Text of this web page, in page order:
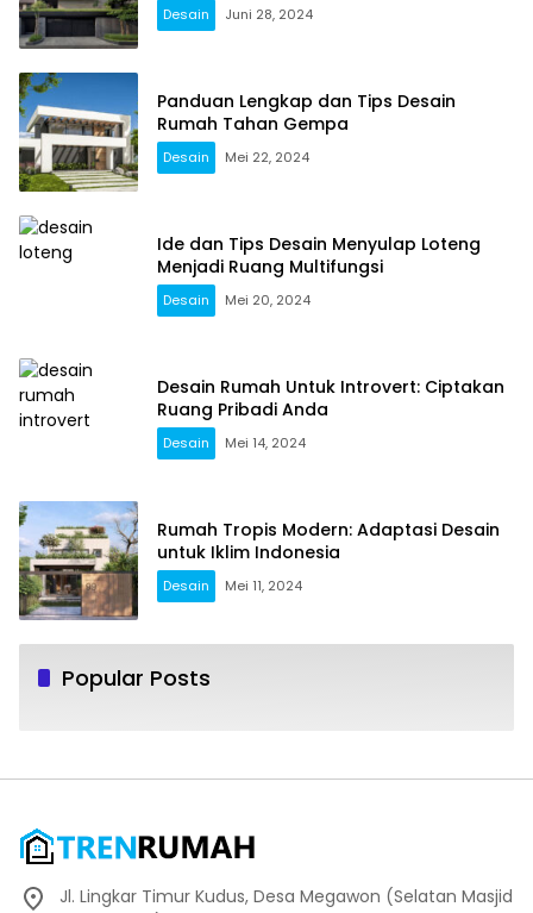
Desain Juni 28, 2024
Panduan Lengkap dan Tips Desain
Rumah Tahan Gempa
Desain Mei 22, 2024
Ide dan Tips Desain Menyulap Loteng
Menjadi Ruang Multifungsi
Desain Mei 20, 2024
Desain Rumah Untuk Introvert: Ciptakan
Ruang Pribadi Anda
Desain Mei 14, 2024
Rumah Tropis Modern: Adaptasi Desain
untuk Iklim Indonesia
Desain Mei 11, 2024
Popular Posts
Jl. Lingkar Timur Kudus, Desa Megawon (Selatan Masjid